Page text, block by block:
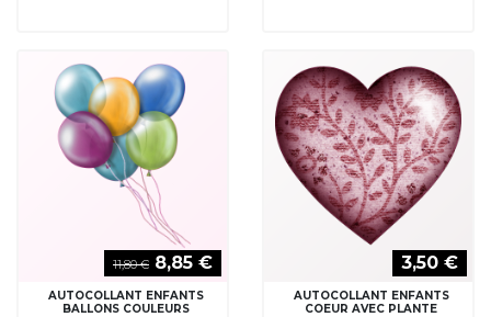
11,80 € 8,85 €
AUTOCOLLANT ENFANTS
BALLONS COULEURS
3,50 €
AUTOCOLLANT ENFANTS
COEUR AVEC PLANTE